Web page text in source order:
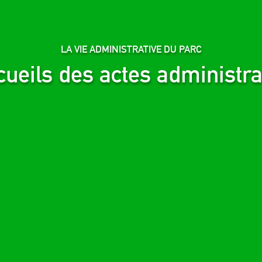
LA VIE ADMINISTRATIVE DU PARC
des actes